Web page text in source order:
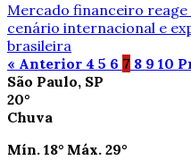
Mercado financeiro reage
cenário internacional e
brasileira
« Anterior 4 5 6 7 8 9 10
São Paulo, SP
20°
Chuva
Mín. 18° Máx. 29°